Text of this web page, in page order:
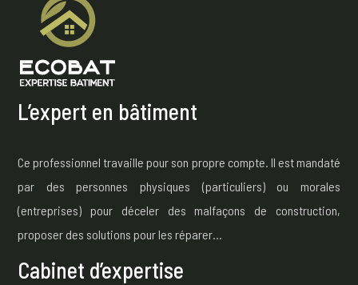
L’expert en bâtiment
Ce professionnel travaille pour son propre compte. Il est mandaté
par des personnes physiques (particuliers) ou morales
(entreprises) pour déceler des malfaçons de construction,
proposer des solutions pour les réparer…
Cabinet d’expertise